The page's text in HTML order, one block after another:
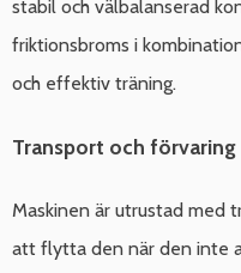
stabil och välbalanserad
friktionsbroms i
och effektiv träning.
Transport och förvaring
Maskinen är utrustad med
att flytta den när den inte